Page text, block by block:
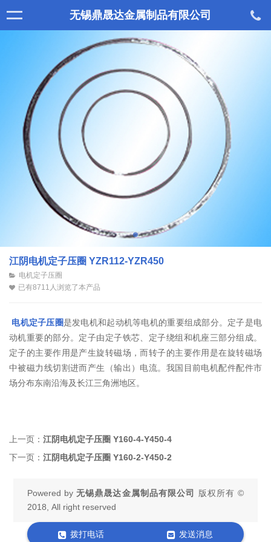
无锡鼎晟达金属制品有限公司
江阴电机定子压圈 YZR112-YZR450
电机定子压圈
已有8711人浏览了本产品
电机定子压圈是发电机和起动机等电机的重要组成部分。定子是电
动机重要的部分。定子由定子铁芯、定子绕组和机座三部分组成。
定子的主要作用是产生旋转磁场，而转子的主要作用是在旋转磁场
中被磁力线切割进而产生（输出）电流。我国目前电机配件配件市
场分布东南沿海及长江三角洲地区。
上一页： 江阴电机定子压圈 Y160-4-Y450-4
下一页： 江阴电机定子压圈 Y160-2-Y450-2
Powered by无锡鼎晟达金属制品有限公司
版权所有 ©
2018, All right reserved
拨打电话 发送消息